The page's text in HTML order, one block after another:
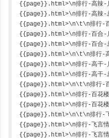
{{page}}.html>\n排行-高
{{page}}.html>\n排行-高
{{page}}.html>\n\t\n排行-
{{page}}.html>\n排行-百
{{page}}.html>\n排行-百
{{page}}.html>\n\t\n排行-
{{page}}.html>\n排行-高
{{page}}.html>\n排行-高
{{page}}.html>\n\t\n排行-
{{page}}.html>\n排行-百
{{page}}.html>\n排行-百
{{page}}.html>\n\t\n排行-
{{page}}.html>\n排行-飞
{{page}}.html>\n排行-飞